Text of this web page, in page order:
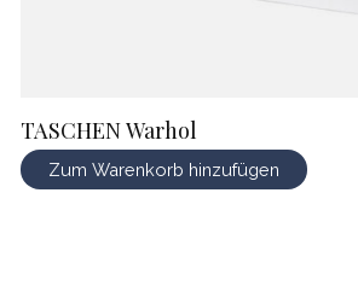
TASCHEN Warhol
Zum Warenkorb hinzufügen